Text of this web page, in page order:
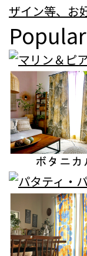
ザイン等、お
Popular